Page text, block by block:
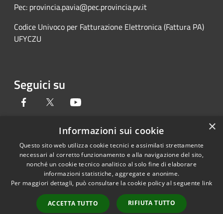
Pec: provincia.pavia@pec.provincia.pv.it
Codice Univoco per Fatturazione Elettronica (Fattura PA)
UFYCZU
Seguici su
Facebook Twitter
RSS
Accessibilità
Cookie
Mappa del sito
Copyright © 2026 • Provincia di
Pavia • Powered by
Municipium•Accesso
redazione
×
Informazioni sui cookie
Questo sito web utilizza cookie tecnici e assimilati strettamente
necessari al corretto funzionamento e alla navigazione del sito,
nonché un cookie tecnico analitico al solo fine di elaborare
informazioni statistiche, aggregate e anonime.
Per maggiori dettagli, può consultare la cookie policy al seguente link
ACCETTA TUTTO RIFIUTA TUTTO